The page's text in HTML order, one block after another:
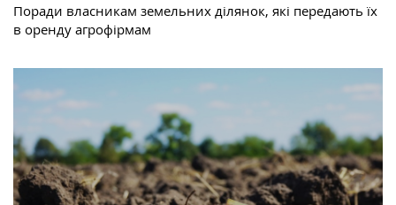
Поради власникам земельних ділянок, які передають їх
в оренду агрофірмам